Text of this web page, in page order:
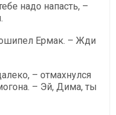
надо напасть, –
Ермак. – Жди
– отмахнулся
– Эй, Дима, ты